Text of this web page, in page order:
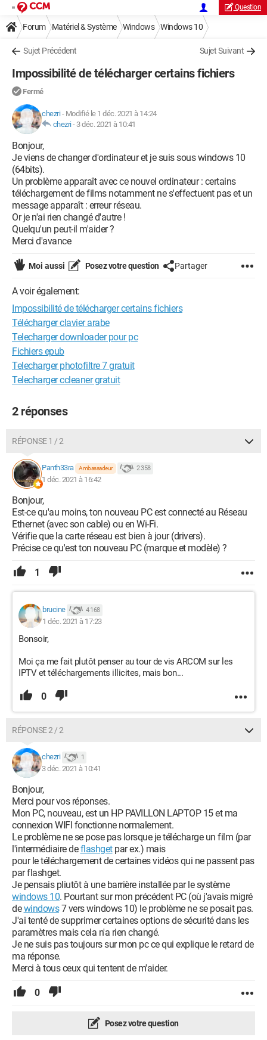
Question
Forum Matériel & Système Windows Windows 10
Sujet Précédent Sujet Suivant
Impossibilité de télécharger certains fichiers
Fermé
chezri- Modifié le 1 déc. 2021 à 14:24
chezri- 3 déc. 2021 à 10:41
Bonjour,
Je viens de changer d'ordinateur et je suis sous windows 10
(64bits).
Un problème apparaît avec ce nouvel ordinateur : certains
téléchargement de films notamment ne s'effectuent pas et un
message apparaît : erreur réseau.
Or je n'ai rien changé d'autre !
Quelqu'un peut-il m'aider ?
Merci d'avance
Moi aussi Posez votre question Partager
A voir également:
Impossibilité de télécharger certains fichiers
Télécharger clavier arabe
Telecharger downloader pour pc
Fichiers epub
Telecharger photofiltre 7 gratuit
Telecharger ccleaner gratuit
2 réponses
RÉPONSE 1 / 2
Panth33ra Ambassadeur 2 358
1 déc. 2021 à 16:42
Bonjour,
Est-ce qu'au moins, ton nouveau PC est connecté au Réseau
Ethernet (avec son cable) ou en Wi-Fi.
Vérifie que la carte réseau est bien à jour (drivers).
Précise ce qu'est ton nouveau PC (marque et modèle) ?
1
brucine 4 168
1 déc. 2021 à 17:23
Bonsoir,
Moi ça me fait plutôt penser au tour de vis ARCOM sur les
IPTV et téléchargements illicites, mais bon...
0
RÉPONSE 2 / 2
chezri 1
3 déc. 2021 à 10:41
Bonjour,
Merci pour vos réponses.
Mon PC, nouveau, est un HP PAVILLON LAPTOP 15 et ma
connexion WIFI fonctionne normalement.
Le problème ne se pose pas lorsque je télécharge un film (par
l'intermédiaire deflashgetpar ex.) mais
pour le téléchargement de certaines vidéos qui ne passent pas
par flashget.
Je pensais pliutôt à une barrière installée par le système
windows 10. Pourtant sur mon précédent PC (où j'avais migré
dewindows7 vers windows 10) le problème ne se posait pas.
J'ai tenté de supprimer certaines options de sécurité dans les
paramètres mais cela n'a rien changé.
Je ne suis pas toujours sur mon pc ce qui explique le retard de
ma réponse.
Merci à tous ceux qui tentent de m'aider.
0
Posez votre question